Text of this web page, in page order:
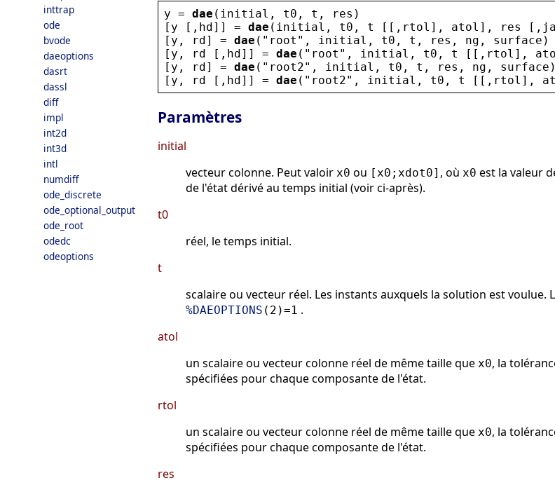
inttrap
ode
bvode
daeoptions
dasrt
dassl
diff
impl
int2d
int3d
intl
numdiff
ode_discrete
ode_optional_output
ode_root
odedc
odeoptions
y = dae ( initial , t0 , t , res )
[ y [, hd]] = dae ( initial , t0 , t [[, rtol ], atol ], res [,
[ y , rd] = dae ( " root " , initial , t0 , t , res , ng , surface )
[ y , rd [, hd]] = dae ( " root " , initial , t0 , t [[, rtol ],
[ y , rd] = dae ( " root2" , initial , t0 , t , res , ng , surface )
[ y , rd [, hd]] = dae ( " root2" , initial , t0 , t [[, rtol ],
Paramètres
initial
vecteur colonne. Peut valoir x0 ou [x0;xdot0] , où x0 est la valeur
de l'état dérivé au temps initial (voir ci-après).
t0
réel, le temps initial.
t
scalaire ou vecteur réel. Les instants auxquels la solution est
%DAEOPTIONS (2)=1 .
atol
un scalaire ou vecteur colonne réel de même taille que x0, la
spécifiées pour chaque composante de l'état.
rtol
un scalaire ou vecteur colonne réel de même taille que x0, la
spécifiées pour chaque composante de l'état.
res